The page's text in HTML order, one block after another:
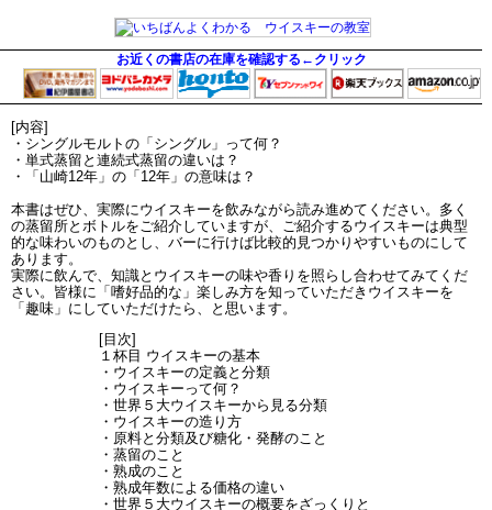
お近くの書店の在庫を確認する←クリック
[内容]
・シングルモルトの「シングル」って何？
・単式蒸留と連続式蒸留の違いは？
・「山崎12年」の「12年」の意味は？
本書はぜひ、実際にウイスキーを飲みながら読み進めてください。多く
の蒸留所とボトルをご紹介していますが、ご紹介するウイスキーは典型
的な味わいのものとし、バーに行けば比較的見つかりやすいものにして
あります。
実際に飲んで、知識とウイスキーの味や香りを照らし合わせてみてくだ
さい。皆様に「嗜好品的な」楽しみ方を知っていただきウイスキーを
「趣味」にしていただけたら、と思います。
[目次]
１杯目 ウイスキーの基本
・ウイスキーの定義と分類
・ウイスキーって何？
・世界５大ウイスキーから見る分類
・ウイスキーの造り方
・原料と分類及び糖化・発酵のこと
・蒸留のこと
・熟成のこと
・熟成年数による価格の違い
・世界５大ウイスキーの概要をざっくりと